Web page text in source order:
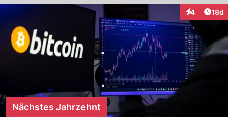
4
Interaktionen
18d
Nächstes Jahrzehnt